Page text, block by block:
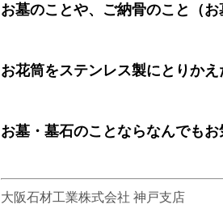
お墓のことや、ご納骨のこと（お
お花筒をステンレス製にとりか
お墓・墓石のことならなんでもお
大阪石材工業株式会社 神戸支店